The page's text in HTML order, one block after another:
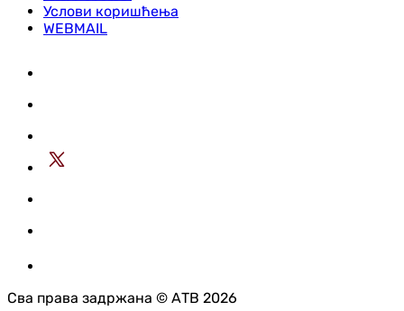
Услови коришћења
WEBMAIL
Сва права задржана © АТВ 2026